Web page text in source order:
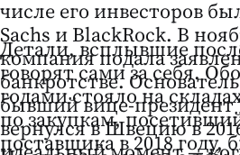
числе его инвесторов
Sachs и BlackRock. В
компания подала
банкротстве.
бывший вице-президент
вернулся в Швецию в
Детали, всплывшие
говорят сами за себя.
годами стояло на
по закупкам,
поставщика в 2018 году,